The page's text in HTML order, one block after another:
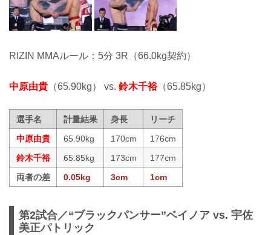
RIZIN MMAルール：5分 3R（66.0kg契約）
中原由貴 （65.90kg） vs. 鈴木千裕（65.85kg）
選手名 計量結果 身長
リーチ
中原由貴
65.90kg 170cm
176cm
鈴木千裕
65.85kg 173cm
177cm
両者の差
0.05kg 3cm 1cm
第2試合／“ブラックパンサー”ベイノア vs. 宇佐
美正パトリック